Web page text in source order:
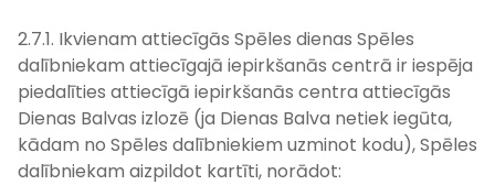
2.7.1. Ikvienam attiecīgās Spēles dienas Spēles
dalībniekam attiecīgajā iepirkšanās centrā ir iespēja
piedalīties attiecīgā iepirkšanās centra attiecīgās
Dienas Balvas izlozē (ja Dienas Balva netiek iegūta,
kādam no Spēles dalībniekiem uzminot kodu), Spēles
dalībniekam aizpildot kartīti, norādot: